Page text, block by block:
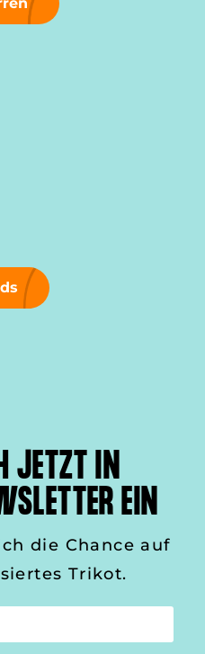
JETZT IN
EIN
die Chance auf
Trikot.